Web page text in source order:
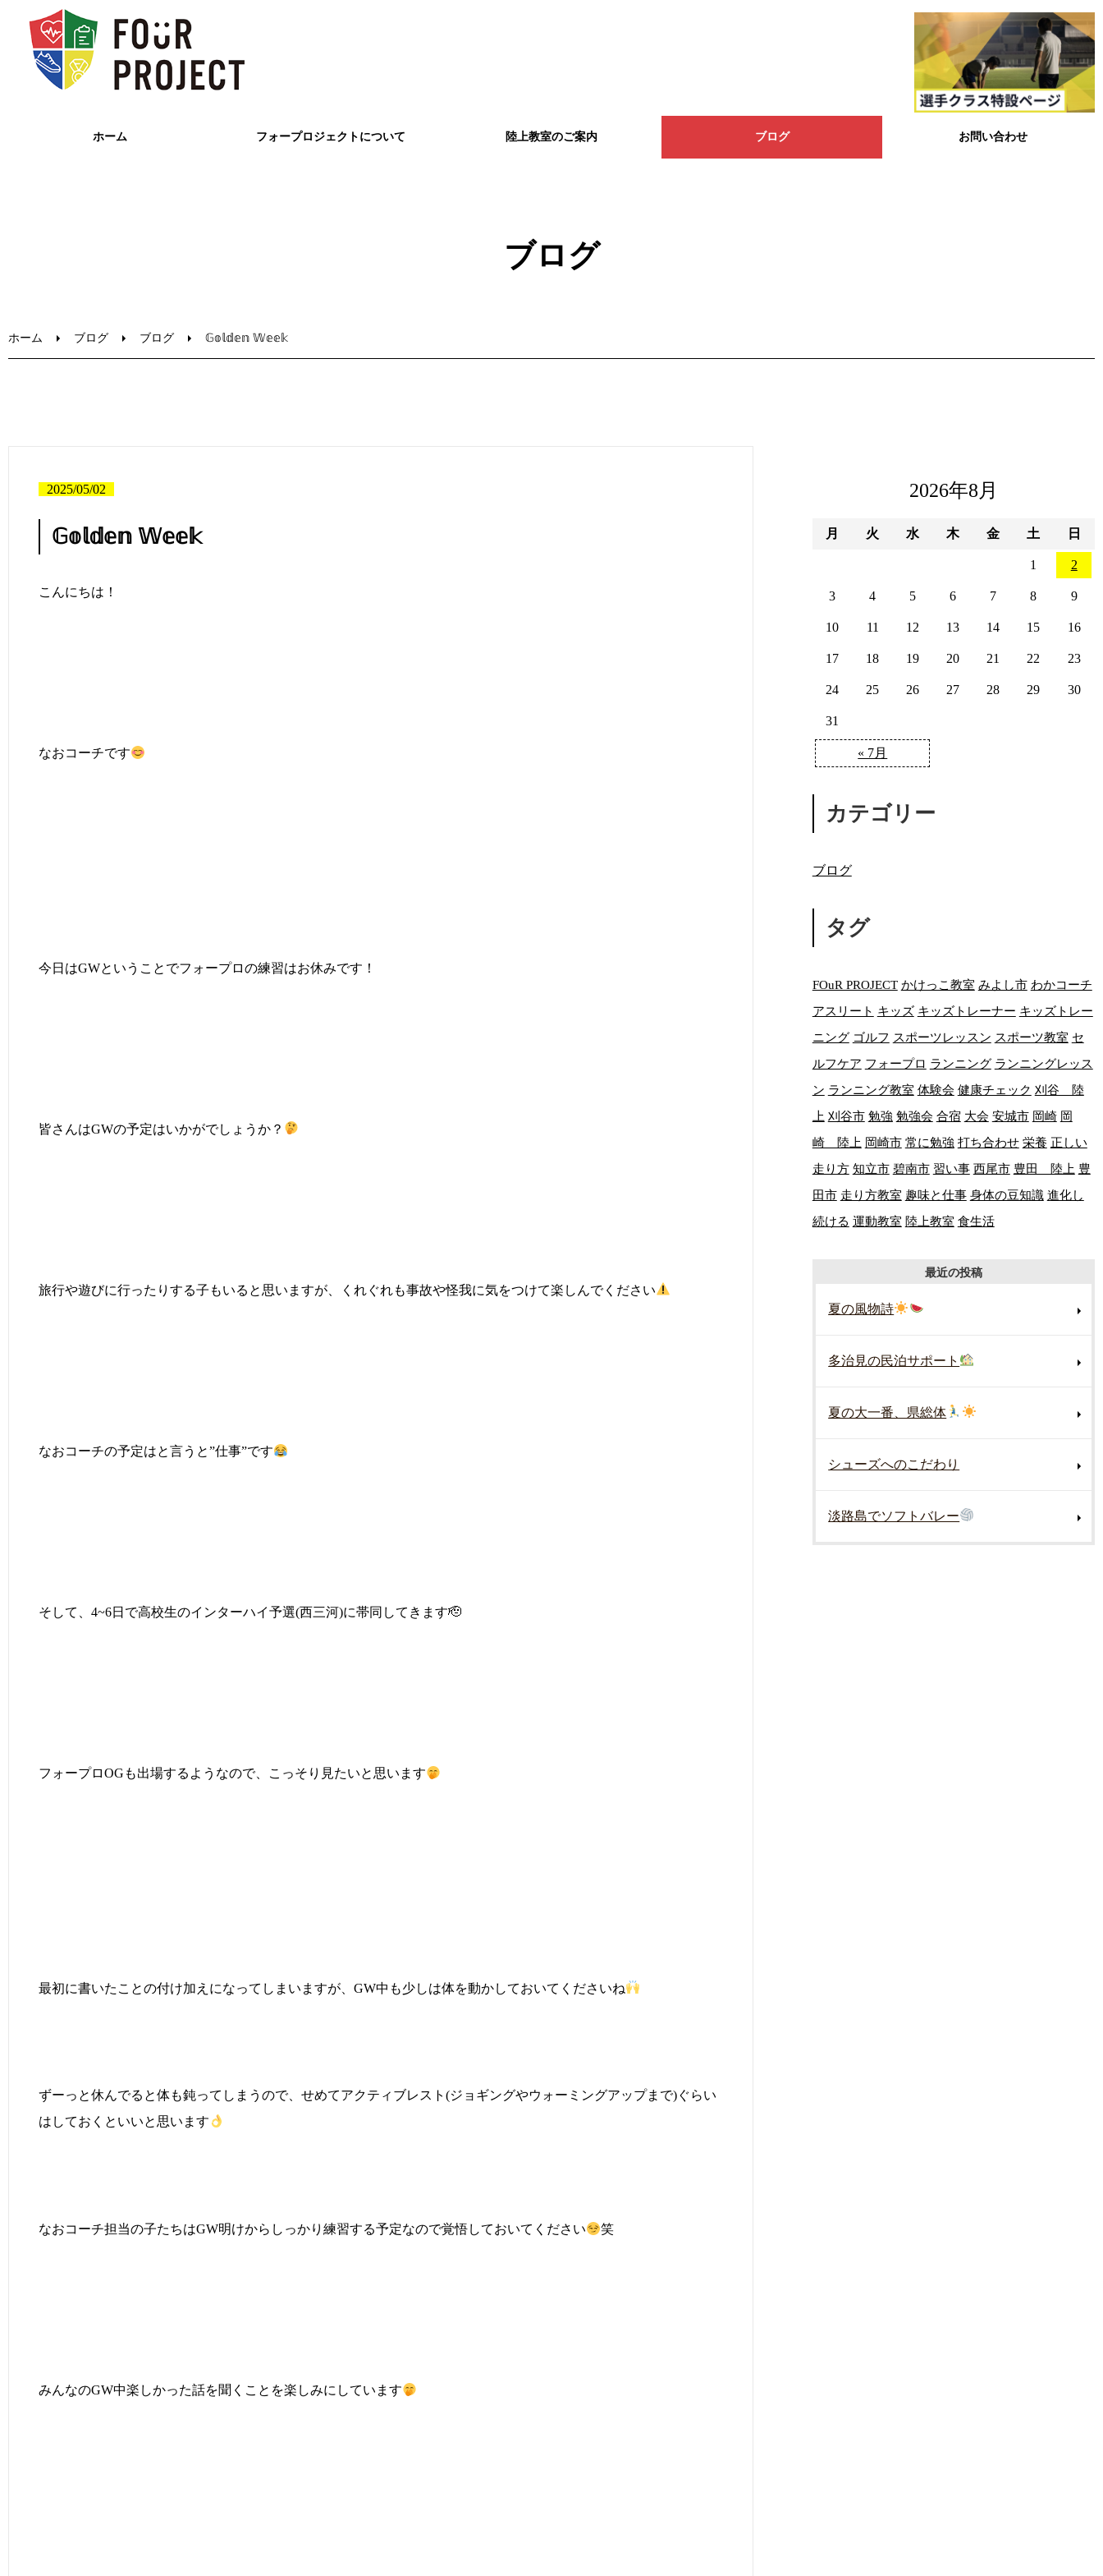
ホーム フォープロジェクトについて 陸上教室のご案内 ブログ お問い合わせ
ブログ
ホーム ブログ ブログ 𝔾𝕠𝕝𝕕𝕖𝕟 𝕎𝕖𝕖𝕜
2025/05/02
𝔾𝕠𝕝𝕕𝕖𝕟 𝕎𝕖𝕖𝕜
こんにちは！
なおコーチです
今日はGWということでフォープロの練習はお休みです！
皆さんはGWの予定はいかがでしょうか？
旅行や遊びに行ったりする子もいると思いますが、くれぐれも事故や怪我に気をつけて楽しんでください
なおコーチの予定はと言うと”仕事”です
そして、4~6日で高校生のインターハイ予選(西三河)に帯同してきます🫡
フォープロOGも出場するようなので、こっそり見たいと思います
最初に書いたことの付け加えになってしまいますが、GW中も少しは体を動かしておいてくださいね
ずーっと休んでると体も鈍ってしまうので、せめてアクティブレスト(ジョギングやウォーミングアップまで)ぐらい
はしておくといいと思います
なおコーチ担当の子たちはGW明けからしっかり練習する予定なので覚悟しておいてください 笑
みんなのGW中楽しかった話を聞くことを楽しみにしています
2026年8月
月 火 水 木 金 土 日
« 7月
1 2
3 4 5 6 7 8 9
10 11 12 13 14 15 16
17 18 19 20 21 22 23
24 25 26 27 28 29 30
31
カテゴリー
ブログ
タグ
FOuR PROJECT かけっこ教室 みよし市 わかコーチ
アスリート キッズ キッズトレーナー キッズトレー
ニング ゴルフ スポーツレッスン スポーツ教室 セ
ルフケア フォープロ ランニング ランニングレッス
ン ランニング教室 体験会 健康チェック 刈谷 陸
上 刈谷市 勉強 勉強会 合宿 大会 安城市 岡崎 岡
崎 陸上 岡崎市 常に勉強 打ち合わせ 栄養 正しい
走り方 知立市 碧南市 習い事 西尾市 豊田 陸上 豊
田市 走り方教室 趣味と仕事 身体の豆知識 進化し
続ける 運動教室 陸上教室 食生活
最近の投稿
夏の風物詩
多治見の民泊サポート
夏の大一番、県総体
シューズへのこだわり
淡路島でソフトバレー